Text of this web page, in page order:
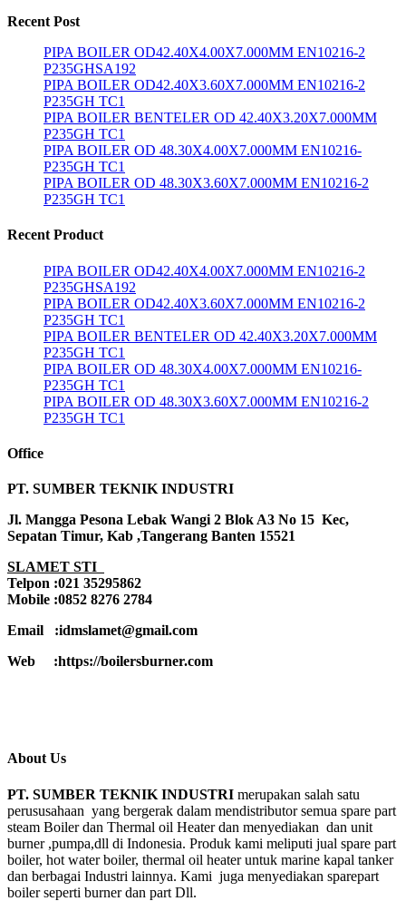
Recent Post
PIPA BOILER OD42.40X4.00X7.000MM EN10216-2
P235GHSA192
PIPA BOILER OD42.40X3.60X7.000MM EN10216-2
P235GH TC1
PIPA BOILER BENTELER OD 42.40X3.20X7.000MM
P235GH TC1
PIPA BOILER OD 48.30X4.00X7.000MM EN10216-
P235GH TC1
PIPA BOILER OD 48.30X3.60X7.000MM EN10216-2
P235GH TC1
Recent Product
PIPA BOILER OD42.40X4.00X7.000MM EN10216-2
P235GHSA192
PIPA BOILER OD42.40X3.60X7.000MM EN10216-2
P235GH TC1
PIPA BOILER BENTELER OD 42.40X3.20X7.000MM
P235GH TC1
PIPA BOILER OD 48.30X4.00X7.000MM EN10216-
P235GH TC1
PIPA BOILER OD 48.30X3.60X7.000MM EN10216-2
P235GH TC1
Office
PT. SUMBER TEKNIK INDUSTRI
Jl. Mangga Pesona Lebak Wangi 2 Blok A3 No 15 Kec,
Sepatan Timur, Kab ,Tangerang Banten 15521
SLAMET STI
Telpon :021 35295862
Mobile :0852 8276 2784
Email :idmslamet@gmail.com
Web :https://boilersburner.com
About Us
PT. SUMBER TEKNIK INDUSTRI merupakan salah satu
perususahaan yang bergerak dalam mendistributor semua spare part
steam Boiler dan Thermal oil Heater dan menyediakan dan unit
burner ,pumpa,dll di Indonesia. Produk kami meliputi jual spare part
boiler, hot water boiler, thermal oil heater untuk marine kapal tanker
dan berbagai Industri lainnya. Kami juga menyediakan sparepart
boiler seperti burner dan part Dll.